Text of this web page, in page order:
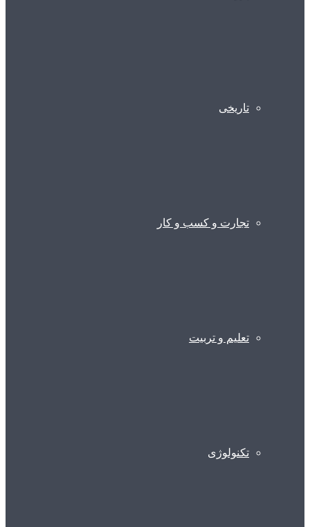
تاریخی
تجارت و کسب و کار
تعلیم و تربیت
تکنولوژی